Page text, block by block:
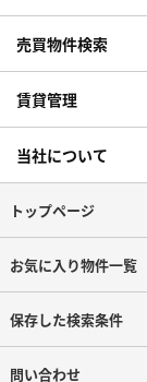
売買物件検索
賃貸管理
当社について
トップページ
お気に入り物件一覧
保存した検索条件
問い合わせ